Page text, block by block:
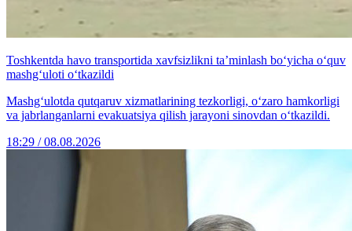
Toshkentda havo transportida xavfsizlikni ta’minlash bo‘yicha o‘quv
mashg‘uloti o‘tkazildi
Mashg‘ulotda qutqaruv xizmatlarining tezkorligi, o‘zaro hamkorligi
va jabrlanganlarni evakuatsiya qilish jarayoni sinovdan o‘tkazildi.
18:29 / 08.08.2026